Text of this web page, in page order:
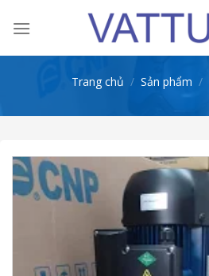
Trang chủ / Sản phẩm /